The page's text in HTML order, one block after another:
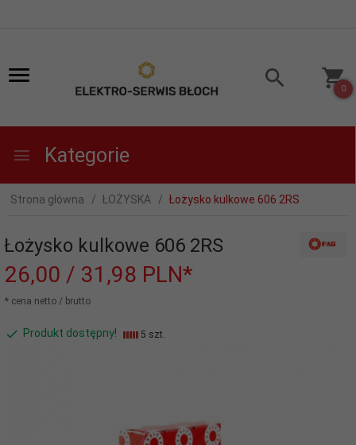
0
Kategorie
Strona główna ŁOŻYSKA Łożysko kulkowe 606 2RS
Łożysko kulkowe 606 2RS
26,00 / 31,98 PLN*
* cena netto / brutto
Produkt dostępny! 5 szt.